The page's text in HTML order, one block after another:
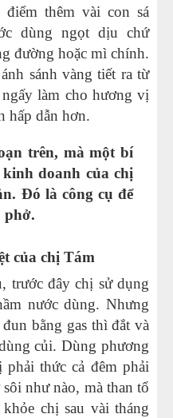
thêm vài con sá
dùng ngọt dịu chứ
đường hoặc mì chính.
sánh vàng tiết ra từ
làm cho hương vị
hấp dẫn hơn.
trên, mà một bí
doanh của chị
Đó là công cụ để
phở.
của chị Tám
trước đây chị sử dụng
nước dùng. Nhưng
bằng gas thì đắt và
củi. Dùng phương
thức cả đêm phải
như nào, mà than tổ
chị sau vài tháng